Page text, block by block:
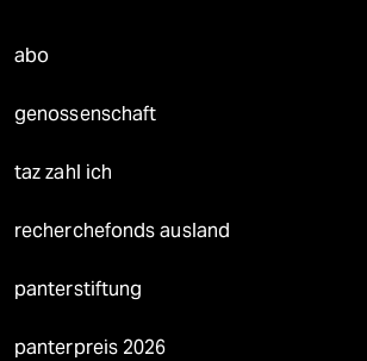
abo
genossenschaft
taz zahl ich
recherchefonds ausland
panterstiftung
panterpreis 2026